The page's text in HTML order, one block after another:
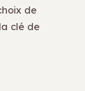
de
clé de